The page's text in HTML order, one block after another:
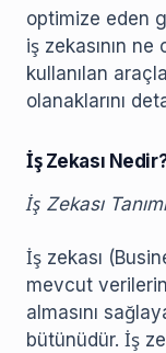
optimize eden
iş zekasının
kullanılan
olanaklarını
İş Zekası
İş Zekası Tanımı
İş zekası
mevcut
almasını
bütünüdür. İş